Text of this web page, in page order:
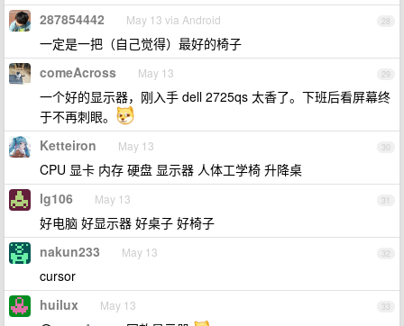
28
287854442 May 13 via Android
一定是一把（自己觉得）最好的椅子
29
comeAcross May 13
一个好的显示器，刚入手 dell 2725qs 太香了。下班后看屏幕终
于不再刺眼。
30
Ketteiron May 13
CPU 显卡 内存 硬盘 显示器 人体工学椅 升降桌
31
lg106 May 13
好电脑 好显示器 好桌子 好椅子
32
nakun233 May 13
cursor
33
huilux May 13